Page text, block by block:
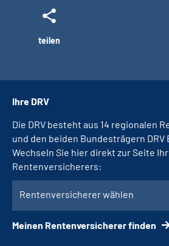
teilen
Ihre DRV
Die DRV besteht aus 14 regionalen
und den beiden Bundesträgern DRV
Wechseln Sie hier direkt zur Seite
Rentenversicherers:
Rentenversicherer wählen
Meinen Rentenversicherer finden